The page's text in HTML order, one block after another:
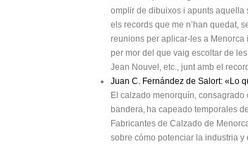
omplir de dibuixos i apunts aquella
els records que me n’han quedat,
reunions per aplicar-les a
per mor del que vaig escoltar de
Jean Nouvel, etc., junt amb el
Juan C. Fernández de Salort: «Lo
El calzado menorquín,
bandera, ha capeado temporales
Fabricantes de Calzado de
sobre cómo potenciar la industria